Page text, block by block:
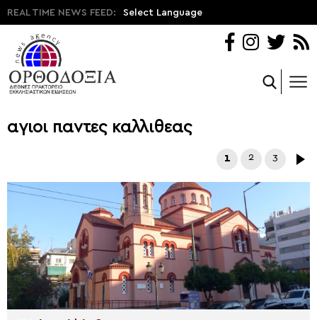
REAL TIME NEWS FEED: Select Language
αγιοι παντες καλλιθεας
1 2 3